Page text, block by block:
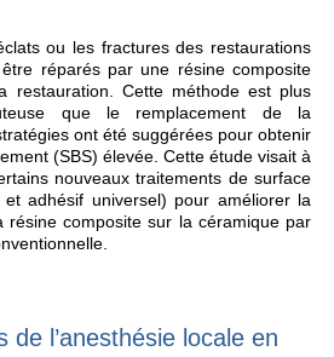
ou les fractures des restaurations
réparés par une résine composite
restauration. Cette méthode est plus
que le remplacement de la
ont été suggérées pour obtenir
(SBS) élevée. Cette étude visait à
nouveaux traitements de surface
adhésif universel) pour améliorer la
résine composite sur la céramique par
de l’anesthésie locale en